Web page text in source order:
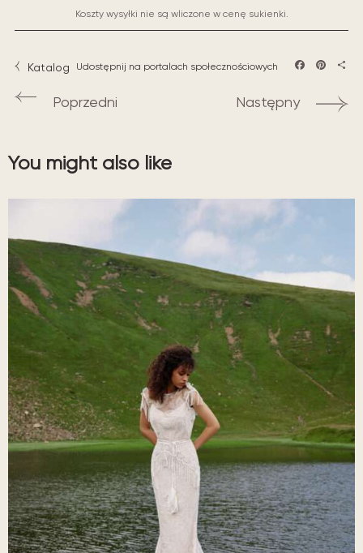
Koszty wysyłki nie są wliczone w cenę sukienki.
Katalog Udostępnij na portalach społecznościowych
Poprzedni Następny
You might also like